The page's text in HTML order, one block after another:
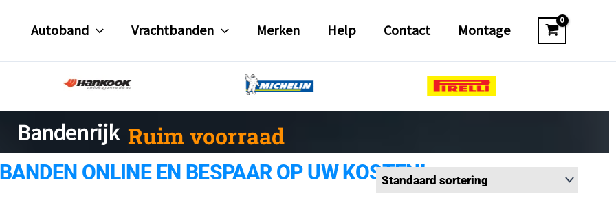
Autoband Vrachtbanden Merken Help Contact Montage
Bandenrijk Ruim voorraad
ONLINE EN BESPAAR OP UW KOSTEN!